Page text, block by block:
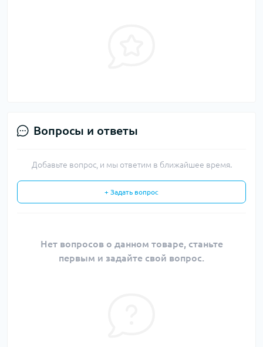
Вопросы и ответы
Добавьте вопрос, и мы ответим в ближайшее время.
+ Задать вопрос
Нет вопросов о данном товаре, станьте
первым и задайте свой вопрос.